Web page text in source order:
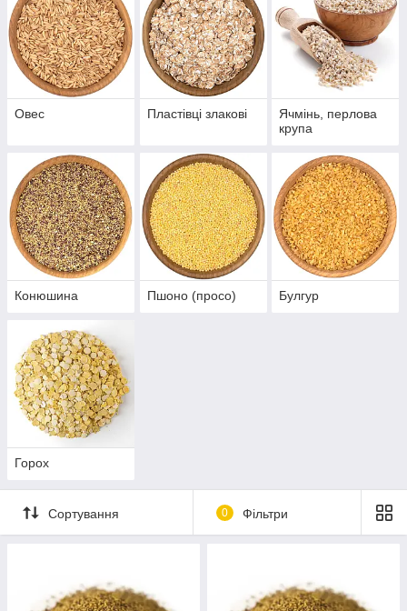
Овес Пластівці злакові
Ячмінь, перлова
крупа
Конюшина Пшоно (просо) Булгур
Горох
Сортування 0 Фільтри